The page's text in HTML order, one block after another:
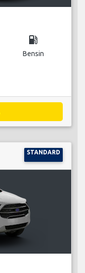
local_gas_station
Bensin
STANDARD